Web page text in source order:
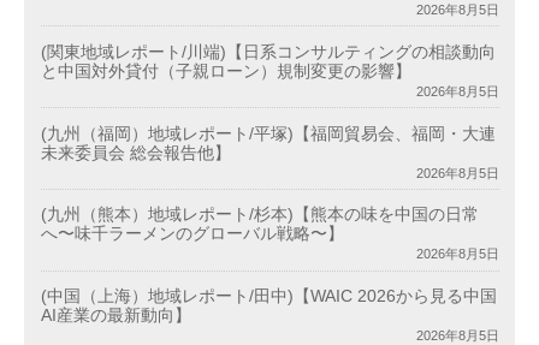
2026年8月5日
(関東地域レポート/川端)【日系コンサルティングの相談動向
と中国対外貸付（子親ローン）規制変更の影響】
2026年8月5日
(九州（福岡）地域レポート/平塚)【福岡貿易会、福岡・大連
未来委員会 総会報告他】
2026年8月5日
(九州（熊本）地域レポート/杉本)【熊本の味を中国の日常
へ〜味千ラーメンのグローバル戦略〜】
2026年8月5日
(中国（上海）地域レポート/田中)【WAIC 2026から見る中国
AI産業の最新動向】
2026年8月5日